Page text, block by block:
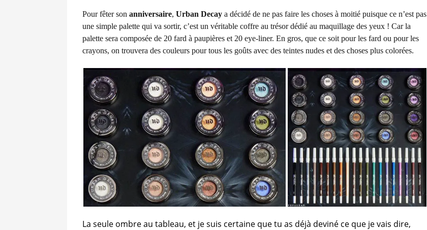
Pour fêter son anniversaire, Urban Decay a décidé de ne pas faire les choses à moitié puisque ce n’est pas
une simple palette qui va sortir, c’est un véritable coffre au trésor dédié au maquillage des yeux ! Car la
palette sera composée de 20 fard à paupières et 20 eye-liner. En gros, que ce soit pour les fard ou pour les
crayons, on trouvera des couleurs pour tous les goûts avec des teintes nudes et des choses plus colorées.
La seule ombre au tableau, et je suis certaine que tu as déjà deviné ce que je vais dire,